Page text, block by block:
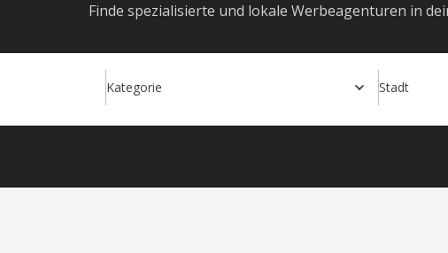
Finde spezialisierte und lokale Werbeagenturen in
Kategorie Stadt